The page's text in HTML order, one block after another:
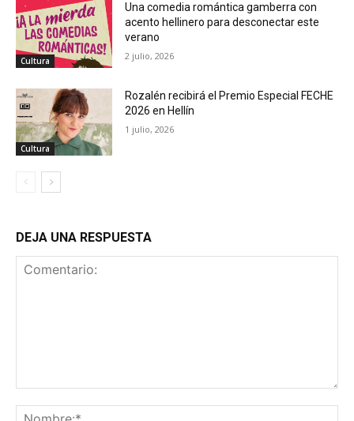
Cultura
Una comedia romántica gamberra con
acento hellinero para desconectar este
verano
2 julio, 2026
Cultura
Rozalén recibirá el Premio Especial FECHE
2026 en Hellín
1 julio, 2026
DEJA UNA RESPUESTA